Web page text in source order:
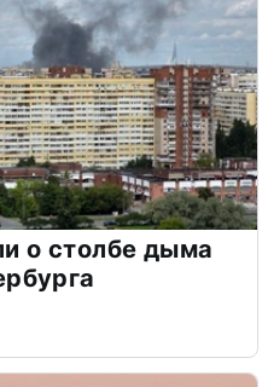
о столбе дыма